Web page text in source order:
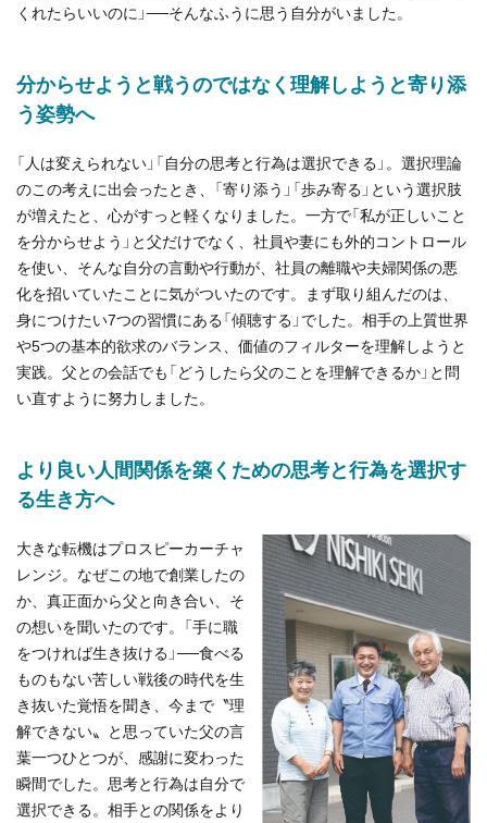
くれたらいいのに」──そんなふうに思う自分がいました。
分からせようと戦うのではなく理解しようと寄り添
う姿勢へ
「人は変えられない」「自分の思考と行為は選択できる」。選択理論
のこの考えに出会ったとき、「寄り添う」「歩み寄る」という選択肢
が増えたと、心がすっと軽くなりました。一方で「私が正しいこと
を分からせよう」と父だけでなく、社員や妻にも外的コントロール
を使い、そんな自分の言動や行動が、社員の離職や夫婦関係の悪
化を招いていたことに気がついたのです。まず取り組んだのは、
身につけたい7つの習慣にある「傾聴する」でした。相手の上質世界
や5つの基本的欲求のバランス、価値のフィルターを理解しようと
実践。父との会話でも「どうしたら父のことを理解できるか」と問
い直すように努力しました。
より良い人間関係を築くための思考と行為を選択す
る生き方へ
大きな転機はプロスピーカーチャ
レンジ。なぜこの地で創業したの
か、真正面から父と向き合い、そ
の想いを聞いたのです。「手に職
をつければ生き抜ける」──食べる
ものもない苦しい戦後の時代を生
き抜いた覚悟を聞き、今まで〝理
解できない〟と思っていた父の言
葉一つひとつが、感謝に変わった
瞬間でした。思考と行為は自分で
選択できる。相手との関係をより